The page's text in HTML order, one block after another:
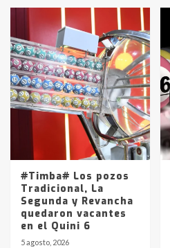
#Timba# Los pozos
Tradicional, La
Segunda y Revancha
quedaron vacantes
en el Quini 6
5 agosto, 2026